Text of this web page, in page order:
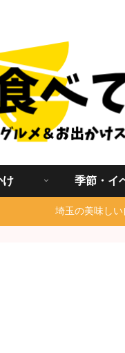
け 季節・イ
埼玉の美味し